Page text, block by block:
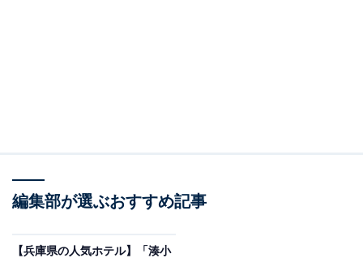
「鶯宿温泉 ホテル鶯」は現在特別価格で宿泊可能です。
編集部が選ぶおすすめ記事
【兵庫県の人気ホテル】「湊小